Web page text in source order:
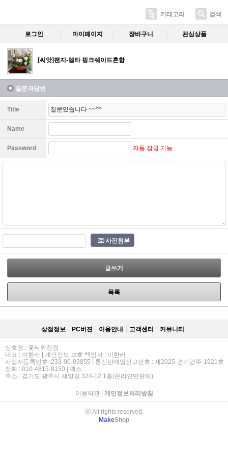
카테고리 검색
로그인 마이페이지 장바구니 관심상품
[씨앗]팬지-델타 핑크쉐이드혼합
질문과답변
Title
Name
Password 자동 잠금 기능
사진첨부
글쓰기
목록
상점정보 PC버젼 이용안내 고객센터 커뮤니티
상호명 : 꽃씨와정원
대표 : 이한라 | 개인정보 보호 책임자 : 이한라
사업자등록번호 :233-90-03855 | 통신판매업신고번호 : 제2025-경기광주-1921호
전화 : 010-4815-8150 | 팩스 :
주소 : 경기도 광주시 새말길 324-12 1층(온라인만판매)
이용약관| 개인정보처리방침
ⓒ All rights reserved.
MakeShop